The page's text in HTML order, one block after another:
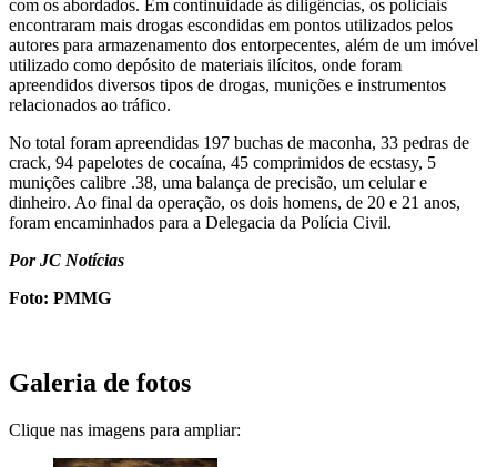
com os abordados. Em continuidade às diligências, os policiais
encontraram mais drogas escondidas em pontos utilizados pelos
autores para armazenamento dos entorpecentes, além de um imóvel
utilizado como depósito de materiais ilícitos, onde foram
apreendidos diversos tipos de drogas, munições e instrumentos
relacionados ao tráfico.
No total foram apreendidas 197 buchas de maconha, 33 pedras de
crack, 94 papelotes de cocaína, 45 comprimidos de ecstasy, 5
munições calibre .38, uma balança de precisão, um celular e
dinheiro. Ao final da operação, os dois homens, de 20 e 21 anos,
foram encaminhados para a Delegacia da Polícia Civil.
Por JC Notícias
Foto: PMMG
Galeria de fotos
Clique nas imagens para ampliar: